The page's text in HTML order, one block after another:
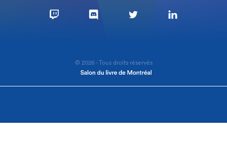
© 2026 - Tous droits réservés